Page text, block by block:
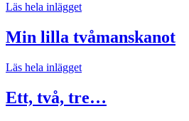
Läs hela inlägget
Min lilla tvåmanskanot
Läs hela inlägget
Ett, två, tre…